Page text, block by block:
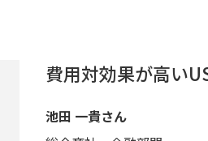
費用対効果が高い
池田 一貴さん